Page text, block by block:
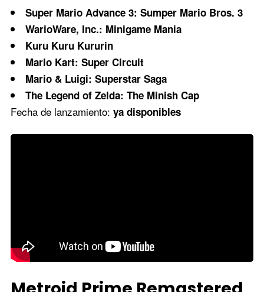
Super Mario Advance 3: Sumper Mario Bros. 3
WarioWare, Inc.: Minigame Mania
Kuru Kuru Kururin
Mario Kart: Super Circuit
Mario & Luigi: Superstar Saga
The Legend of Zelda: The Minish Cap
Fecha de lanzamiento: ya disponibles